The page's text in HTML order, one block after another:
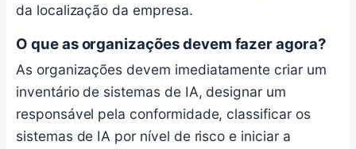
da localização da empresa.
O que as organizações devem fazer agora?
As organizações devem imediatamente criar um
inventário de sistemas de IA, designar um
responsável pela conformidade, classificar os
sistemas de IA por nível de risco e iniciar a